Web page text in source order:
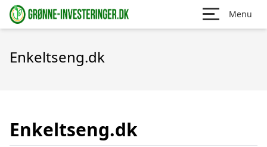
Menu
Enkeltseng.dk
Enkeltseng.dk